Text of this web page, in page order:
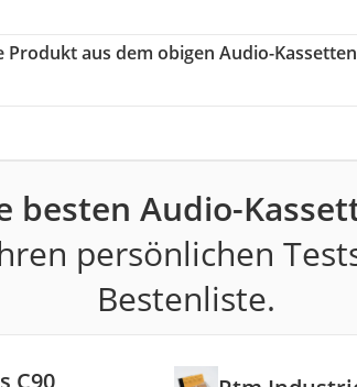
Produkt aus dem obigen Audio-
besten Audio-
persönlichen
Bestenliste.
C90